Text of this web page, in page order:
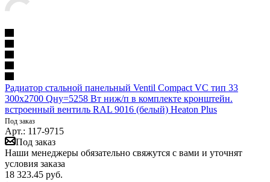
Радиатор стальной панельный Ventil Compact VC тип 33
300х2700 Qну=5258 Вт ниж/п в комплекте кронштейн.
встроенный вентиль RAL 9016 (белый) Heaton Plus
Под заказ
Арт.: 117-9715
Под заказ
Наши менеджеры обязательно свяжутся с вами и уточнят
условия заказа
18 323.45 руб.